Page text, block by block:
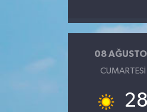
08
CUMARTESI
28